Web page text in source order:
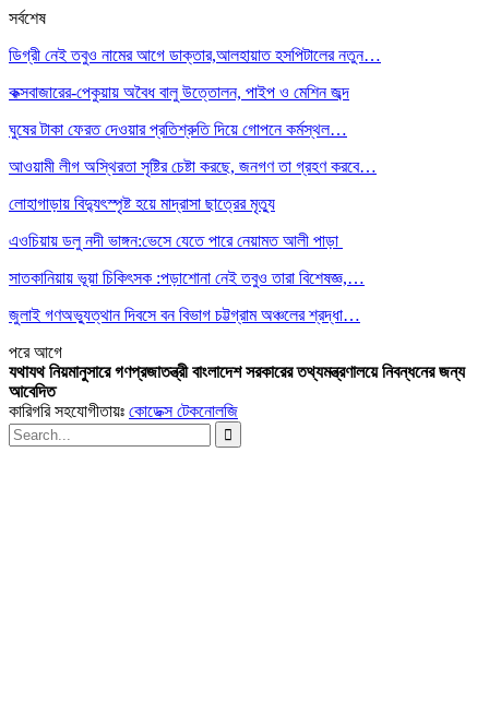
সর্বশেষ
ডিগ্রী নেই তবুও নামের আগে ডাক্তার,আলহায়াত হসপিটালের নতুন…
কক্সবাজারের-পেকুয়ায় অবৈধ বালু উত্তোলন, পাইপ ও মেশিন জব্দ
ঘুষের টাকা ফেরত দেওয়ার প্রতিশ্রুতি দিয়ে গোপনে কর্মস্থল…
আওয়ামী লীগ অস্থিরতা সৃষ্টির চেষ্টা করছে, জনগণ তা গ্রহণ করবে…
লোহাগাড়ায় বিদ্যুৎস্পৃষ্ট হয়ে মাদ্রাসা ছাত্রের মৃত্যু
এওচিয়ায় ডলু নদী ভাঙ্গন:ভেসে যেতে পারে নেয়ামত আলী পাড়া
সাতকানিয়ায় ভূয়া চিকিৎসক :পড়াশোনা নেই তবুও তারা বিশেষজ্ঞ,…
জুলাই গণঅভ্যুত্থান দিবসে বন বিভাগ চট্টগ্রাম অঞ্চলের শ্রদ্ধা…
পরেআগে
যথাযথ নিয়মানুসারে গণপ্রজাতন্ত্রী বাংলাদেশ সরকারের তথ্যমন্ত্রণালয়ে নিবন্ধনের জন্য
আবেদিত
কারিগরি সহযোগীতায়ঃ কোডেক্স টেকনোলজি